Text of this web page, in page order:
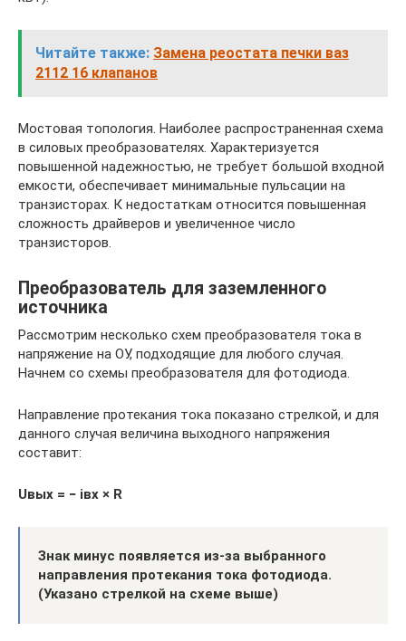
Читайте также: Замена реостата печки ваз
2112 16 клапанов
Мостовая топология. Наиболее распространенная схема
в силовых преобразователях. Характеризуется
повышенной надежностью, не требует большой входной
емкости, обеспечивает минимальные пульсации на
транзисторах. К недостаткам относится повышенная
сложность драйверов и увеличенное число
транзисторов.
Преобразователь для заземленного
источника
Рассмотрим несколько схем преобразователя тока в
напряжение на ОУ, подходящие для любого случая.
Начнем со схемы преобразователя для фотодиода.
Направление протекания тока показано стрелкой, и для
данного случая величина выходного напряжения
составит:
Uвых = − iвх × R
Знак минус появляется из-за выбранного
направления протекания тока фотодиода.
(Указано стрелкой на схеме выше)